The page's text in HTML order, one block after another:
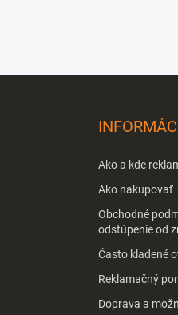
Ako a kde
Ako nakupovať
Obchodné
odstúpenie od
Často kladené
Reklamačný
Doprava a